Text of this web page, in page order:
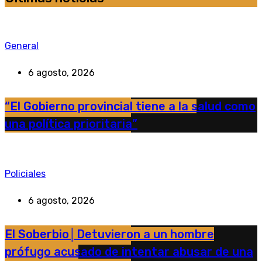
General
6 agosto, 2026
“El Gobierno provincial tiene a la salud como
una política prioritaria”
Policiales
6 agosto, 2026
El Soberbio│Detuvieron a un hombre
prófugo acusado de intentar abusar de una